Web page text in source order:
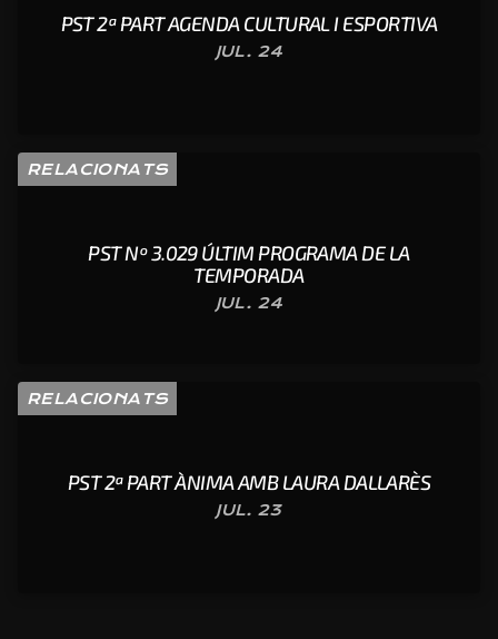
PST 2ª PART AGENDA CULTURAL I ESPORTIVA
JUL. 24
RELACIONATS
PST Nº 3.029 ÚLTIM PROGRAMA DE LA
TEMPORADA
JUL. 24
RELACIONATS
PST 2ª PART ÀNIMA AMB LAURA DALLARÈS
JUL. 23